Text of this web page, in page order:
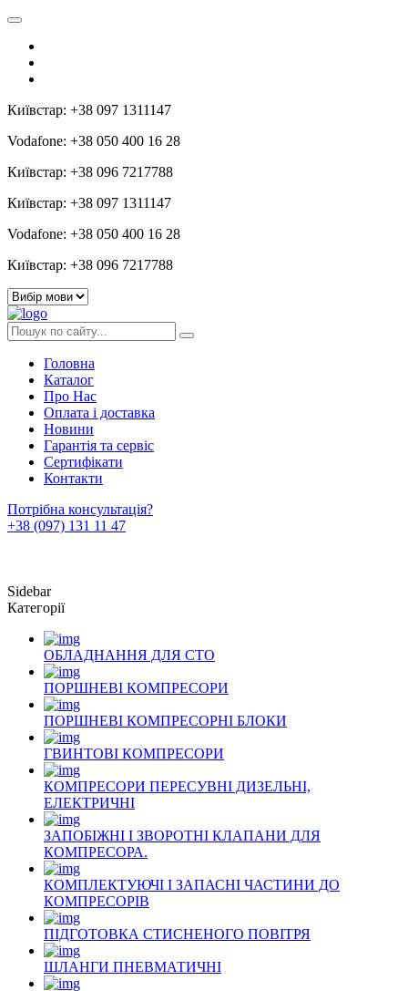
Київстар: +38 097 1311147
Vodafone: +38 050 400 16 28
Київстар: +38 096 7217788
Київстар: +38 097 1311147
Vodafone: +38 050 400 16 28
Київстар: +38 096 7217788
Головна
Каталог
Про Нас
Оплата і доставка
Новини
Гарантія та сервіс
Сертифікати
Контакти
Потрібна консультація?
+38 (097) 131 11 47
Sidebar
Категорії
ОБЛАДНАННЯ ДЛЯ СТО
ПОРШНЕВІ КОМПРЕСОРИ
ПОРШНЕВІ КОМПРЕСОРНІ БЛОКИ
ГВИНТОВІ КОМПРЕСОРИ
КОМПРЕСОРИ ПЕРЕСУВНІ ДИЗЕЛЬНІ,
ЕЛЕКТРИЧНІ
ЗАПОБІЖНІ І ЗВОРОТНІ КЛАПАНИ ДЛЯ
КОМПРЕСОРА.
КОМПЛЕКТУЮЧІ І ЗАПАСНІ ЧАСТИНИ ДО
КОМПРЕСОРІВ
ПІДГОТОВКА СТИСНЕНОГО ПОВІТРЯ
ШЛАНГИ ПНЕВМАТИЧНІ